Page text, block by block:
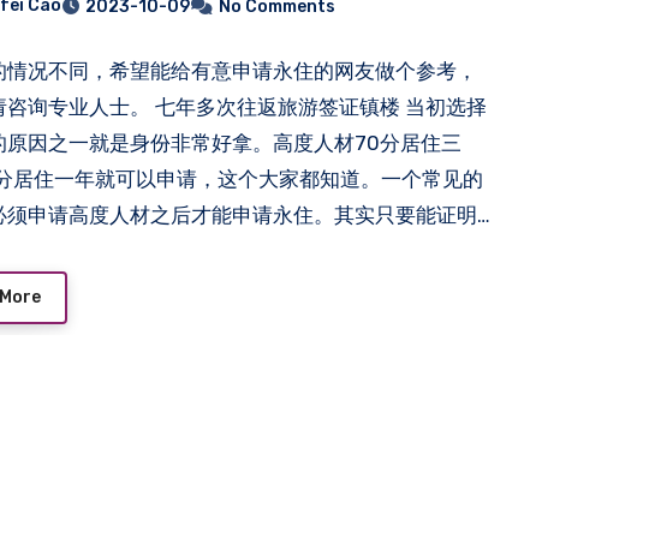
Cao 2023-10-09 No Comments
情况不同，希望能给有意申请永住的网友做个参考，
咨询专业人士。 七年多次往返旅游签证镇楼 当初选择
原因之一就是身份非常好拿。高度人材70分居住三
居住一年就可以申请，这个大家都知道。一个常见的
须申请高度人材之后才能申请永住。其实只要能证明
请的。 https://www.moj.go.jp/isa/publ… Read